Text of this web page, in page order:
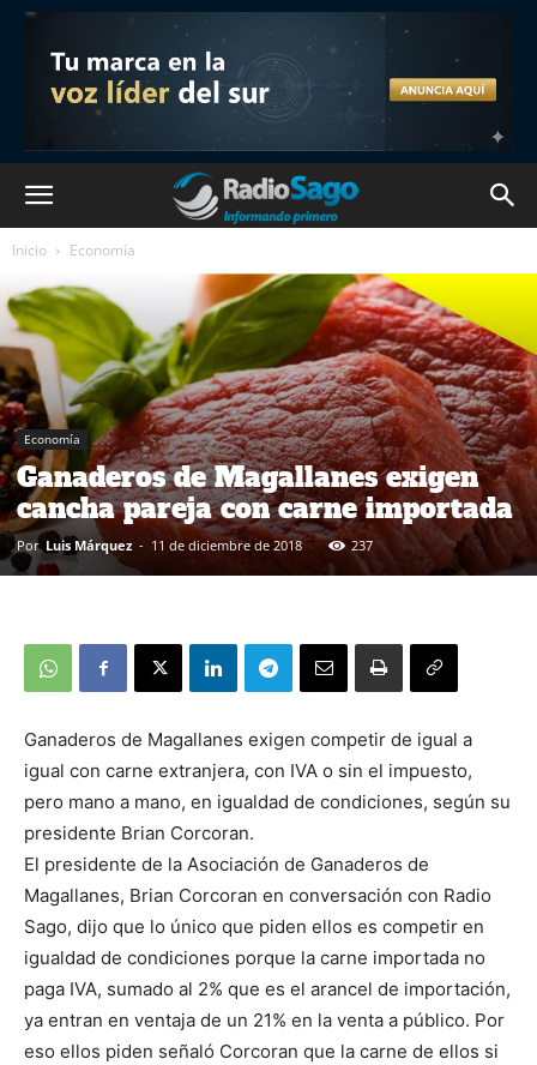
Inicio Economía
Economía
Ganaderos de Magallanes exigen
cancha pareja con carne importada
Por Luis Márquez - 11 de diciembre de 2018 237
Ganaderos de Magallanes exigen competir de igual a
igual con carne extranjera, con IVA o sin el impuesto,
pero mano a mano, en igualdad de condiciones, según su
presidente Brian Corcoran.
El presidente de la Asociación de Ganaderos de
Magallanes, Brian Corcoran en conversación con Radio
Sago, dijo que lo único que piden ellos es competir en
igualdad de condiciones porque la carne importada no
paga IVA, sumado al 2% que es el arancel de importación,
ya entran en ventaja de un 21% en la venta a público. Por
eso ellos piden señaló Corcoran que la carne de ellos si